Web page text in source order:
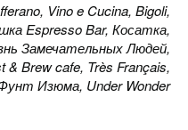
Vino e Cucina, Bigoli,
Espresso Bar, Косатка,
Замечательных Людей,
& Brew cafe, Très Français,
Изюма, Under Wonder